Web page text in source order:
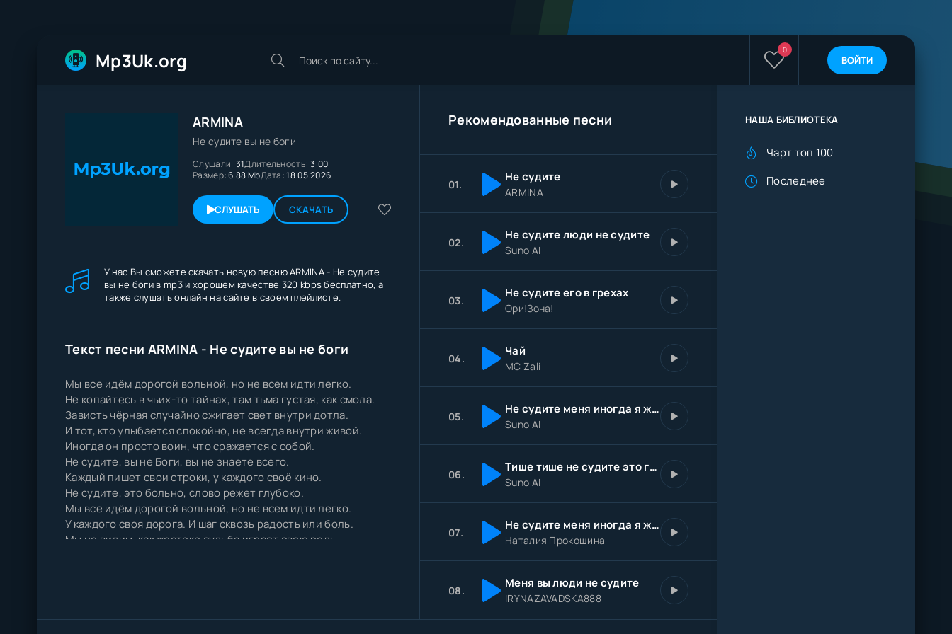
Mp3Uk.org 0
ВОЙТИ
ARMINA
Не судите вы не боги
Слушали: 31Длительность: 3:00
Размер: 6.88 MbДата:18.05.2026
СЛУШАТЬ СКАЧАТЬ
У нас Вы сможете скачать новую песню ARMINA - Не судите
вы не боги в mp3 и хорошем качестве 320 kbps бесплатно, а
также слушать онлайн на сайте в своем плейлисте.
Текст песни ARMINA - Не судите вы не боги
Мы все идём дорогой вольной, но не всем идти легко.
Не копайтесь в чьих-то тайнах, там тьма густая, как смола.
Зависть чёрная случайно сжигает свет внутри дотла.
И тот, кто улыбается спокойно, не всегда внутри живой.
Иногда он просто воин, что сражается с собой.
Не судите, вы не Боги, вы не знаете всего.
Каждый пишет свои строки, у каждого своё кино.
Не судите, это больно, слово режет глубоко.
Мы все идём дорогой вольной, но не всем идти легко.
У каждого своя дорога. И шаг сквозь радость или боль.
Мы не видим, как жестоко судьба играет свою роль.
Рекомендованные песни
01. Не судите
ARMINA
02. Не судите люди не судите
Suno AI
03. Не судите его в грехах
Ори!Зона!
04. Чай
MC Zali
05. Не судите меня иногда я жестока во многом cover
Suno AI
06. Тише тише не судите это грех
Suno AI
07. Не судите меня иногда я жестока во многом (Suno AI cover)
Наталия Прокошина
08. Меня вы люди не судите
IRYNAZAVADSKA888
НАША БИБЛИОТЕКА
Чарт топ 100
Последнее